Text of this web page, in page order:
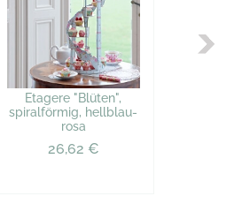
Etagere "Blüten",
spiralförmig, hellblau-
rosa
26,62 €